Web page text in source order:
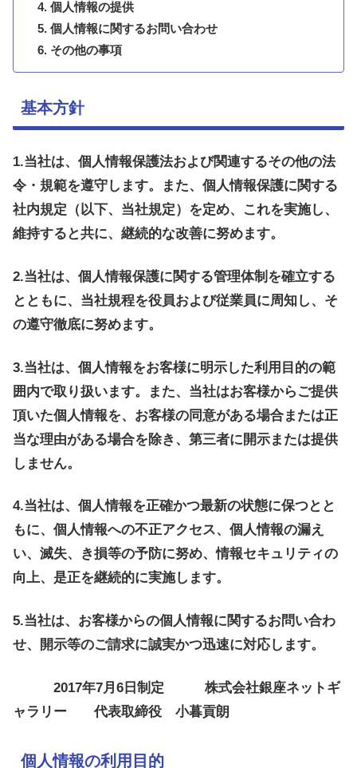
個人情報の提供
個人情報に関するお問い合わせ
その他の事項
基本方針
1.当社は、個人情報保護法および関連するその他の法
令・規範を遵守します。また、個人情報保護に関する
社内規定（以下、当社規定）を定め、これを実施し、
維持すると共に、継続的な改善に努めます。
2.当社は、個人情報保護に関する管理体制を確立する
とともに、当社規程を役員および従業員に周知し、そ
の遵守徹底に努めます。
3.当社は、個人情報をお客様に明示した利用目的の範
囲内で取り扱います。また、当社はお客様からご提供
頂いた個人情報を、お客様の同意がある場合または正
当な理由がある場合を除き、第三者に開示または提供
しません。
4.当社は、個人情報を正確かつ最新の状態に保つとと
もに、個人情報への不正アクセス、個人情報の漏え
い、滅失、き損等の予防に努め、情報セキュリティの
向上、是正を継続的に実施します。
5.当社は、お客様からの個人情報に関するお問い合わ
せ、開示等のご請求に誠実かつ迅速に対応します。
2017年7月6日制定 株式会社銀座ネットギ
ャラリー 代表取締役 小暮貢朗
個人情報の利用目的